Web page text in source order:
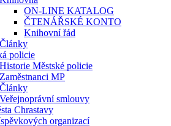
ON-LINE KATALOG
ČTENÁŘSKÉ KONTO
Knihovní řád
Články
policie
Historie Městské policie
Zaměstnanci MP
Články
Veřejnoprávní smlouvy
Chrastavy
organizací